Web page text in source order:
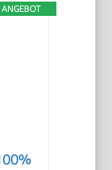
ANGEBOT